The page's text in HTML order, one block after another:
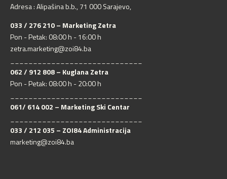
Adresa : Alipašina b.b., 71 000 Sarajevo,
033 / 276 210 – Marketing Zetra
Pon - Petak: 08:00 h - 16:00 h
zetra.marketing@zoi84.ba
062 / 912 808 – Kuglana Zetra
Pon - Petak: 08:00 h - 20:00 h
061/ 614 002 – Marketing Ski Centar
033 / 212 035 – ZOI84 Administracija
marketing@zoi84.ba